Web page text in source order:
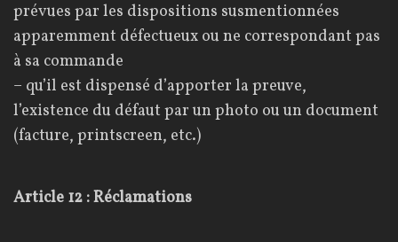
prévues par les dispositions susmentionnées
apparemment défectueux ou ne correspondant pas
à sa commande
– qu’il est dispensé d’apporter la preuve,
l’existence du défaut par un photo ou un document
(facture, printscreen, etc.)
Article 12 : Réclamations